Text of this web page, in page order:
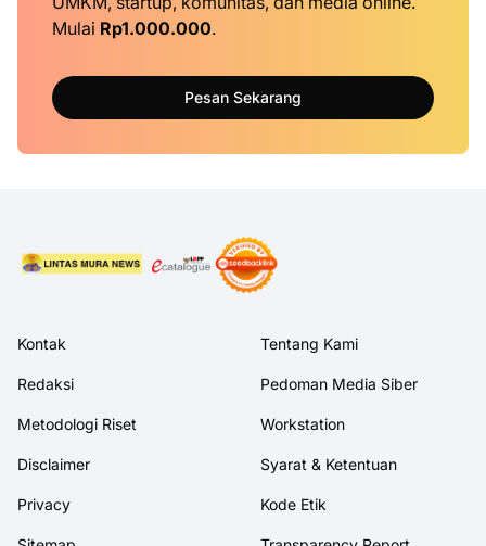
Mulai Rp1.000.000.
Pesan Sekarang
Kontak Tentang Kami
Redaksi Pedoman Media Siber
Metodologi Riset Workstation
Disclaimer Syarat & Ketentuan
Privacy Kode Etik